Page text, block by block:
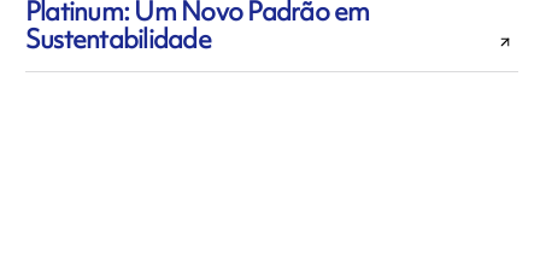
Platinum: Um Novo Padrão em
Sustentabilidade